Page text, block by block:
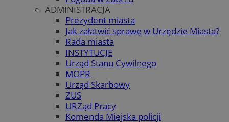
ADMINISTRACJA
Prezydent miasta
Jak załatwić sprawę w Urzędzie Miasta?
Rada miasta
INSTYTUCJE
Urząd Stanu Cywilnego
MOPR
Urząd Skarbowy
ZUS
URZąd Pracy
Komenda Miejska policji